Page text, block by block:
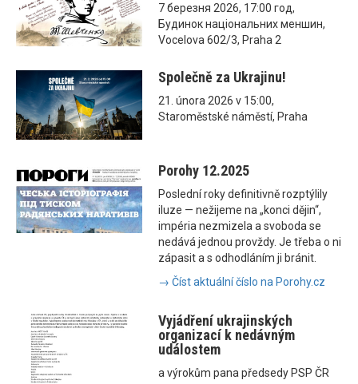
7 березня 2026, 17:00 год,
Будинок національних меншин,
Vocelova 602/3, Praha 2
Společně za Ukrajinu!
21. února 2026 v 15:00,
Staroměstské náměstí, Praha
Porohy 12.2025
Poslední roky definitivně rozptýlily
iluze — nežijeme na „konci dějin“,
impéria nezmizela a svoboda se
nedává jednou provždy. Je třeba o ni
zápasit a s odhodláním ji bránit.
→ Číst aktuální číslo na Porohy.cz
Vyjádření ukrajinských
organizací k nedávným
událostem
a výrokům pana předsedy PSP ČR